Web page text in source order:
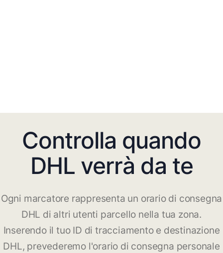
Controlla quando
DHL verrà da te
Ogni marcatore rappresenta un orario di consegna
DHL di altri utenti parcello nella tua zona.
Inserendo il tuo ID di tracciamento e destinazione
DHL, prevederemo l'orario di consegna personale